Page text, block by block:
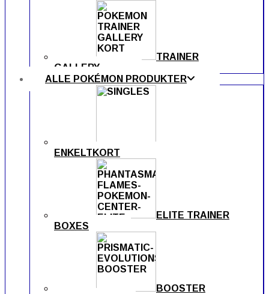
TRAINER
GALLERY
ALLE POKÉMON PRODUKTER
ENKELTKORT
ELITE TRAINER
BOXES
BOOSTER